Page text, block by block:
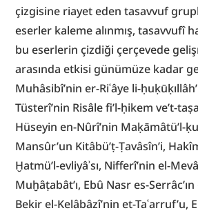
çizgisine riayet eden tasavvuf
eserler kaleme alınmış, tasavvufî
bu eserlerin çizdiği çerçevede
arasında etkisi günümüze kadar
Muhâsibî’nin er-Riʿâye li-
Tüsterî’nin Risâle fi’l-ḥikem ve’t-
Hüseyin en-Nûrî’nin Maḳāmâtü’l-
Mansûr’un Kitâbü’ṭ-Ṭavâsîn’i,
Ḫatmü’l-evliyâʾsı, Nifferî’nin el-
Muḫâṭabât’ı, Ebû Nasr es-Serrâc’ın
Bekir el-Kelâbâzî’nin et-Taʿarruf’u,